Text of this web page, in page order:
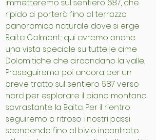
immetteremo sul sentiero 687, che
ripido ci porterà fino al terrazzo
panoramico naturale dove si erge
Baita Colmont; qui avremo anche
una vista speciale su tutte le cime
Dolomitiche che circondano la valle.
Proseguiremo poi ancora per un
breve tratto sul sentiero 687 verso
nord per esplorare il piano montano
sovrastante la Baita. Per il rientro
seguiremo a ritroso i nostri passi
scendendo fino al bivio incontrato